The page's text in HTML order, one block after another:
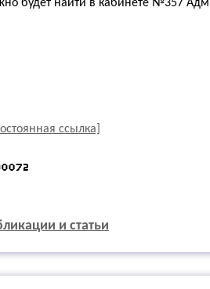
будет найти в кабинете №357
ссылка]
и статьи